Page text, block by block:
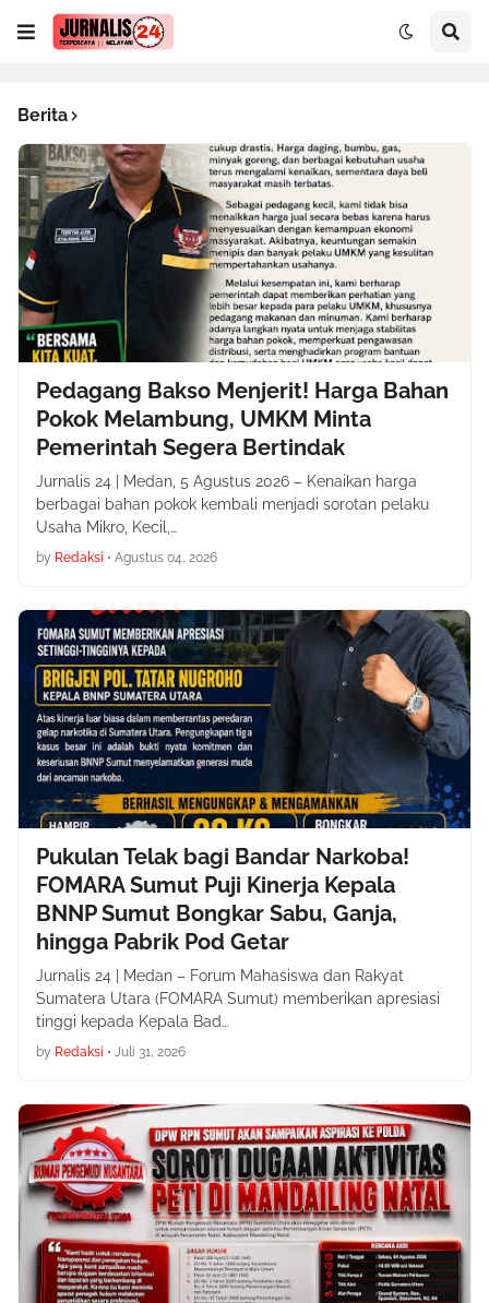
Berita
Pedagang Bakso Menjerit! Harga Bahan
Pokok Melambung, UMKM Minta
Pemerintah Segera Bertindak
Jurnalis 24 | Medan, 5 Agustus 2026 – Kenaikan harga
berbagai bahan pokok kembali menjadi sorotan pelaku
Usaha Mikro, Kecil,…
by Redaksi • Agustus 04, 2026
Pukulan Telak bagi Bandar Narkoba!
FOMARA Sumut Puji Kinerja Kepala
BNNP Sumut Bongkar Sabu, Ganja,
hingga Pabrik Pod Getar
Jurnalis 24 | Medan – Forum Mahasiswa dan Rakyat
Sumatera Utara (FOMARA Sumut) memberikan apresiasi
tinggi kepada Kepala Bad…
by Redaksi • Juli 31, 2026